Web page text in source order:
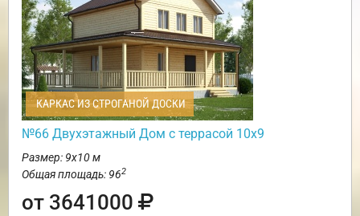
КАРКАС ИЗ СТРОГАНОЙ ДОСКИ
№66 Двухэтажный Дом с террасой 10х9
Размер: 9х10 м
Общая площадь: 962
от 3641000